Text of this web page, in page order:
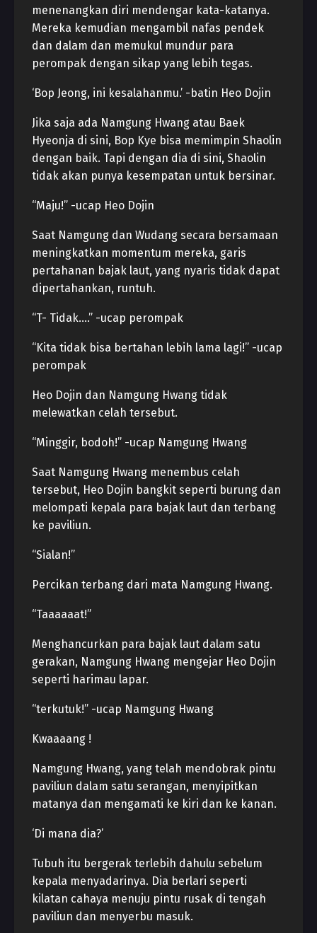
menenangkan diri mendengar kata-katanya.
Mereka kemudian mengambil nafas pendek
dan dalam dan memukul mundur para
perompak dengan sikap yang lebih tegas.
‘Bop Jeong, ini kesalahanmu.’ -batin Heo Dojin
Jika saja ada Namgung Hwang atau Baek
Hyeonja di sini, Bop Kye bisa memimpin Shaolin
dengan baik. Tapi dengan dia di sini, Shaolin
tidak akan punya kesempatan untuk bersinar.
“Maju!” -ucap Heo Dojin
Saat Namgung dan Wudang secara bersamaan
meningkatkan momentum mereka, garis
pertahanan bajak laut, yang nyaris tidak dapat
dipertahankan, runtuh.
“T- Tidak….” -ucap perompak
“Kita tidak bisa bertahan lebih lama lagi!” -ucap
perompak
Heo Dojin dan Namgung Hwang tidak
melewatkan celah tersebut.
“Minggir, bodoh!” -ucap Namgung Hwang
Saat Namgung Hwang menembus celah
tersebut, Heo Dojin bangkit seperti burung dan
melompati kepala para bajak laut dan terbang
ke paviliun.
“Sialan!”
Percikan terbang dari mata Namgung Hwang.
“Taaaaaat!”
Menghancurkan para bajak laut dalam satu
gerakan, Namgung Hwang mengejar Heo Dojin
seperti harimau lapar.
“terkutuk!” -ucap Namgung Hwang
Kwaaaang !
Namgung Hwang, yang telah mendobrak pintu
paviliun dalam satu serangan, menyipitkan
matanya dan mengamati ke kiri dan ke kanan.
‘Di mana dia?’
Tubuh itu bergerak terlebih dahulu sebelum
kepala menyadarinya. Dia berlari seperti
kilatan cahaya menuju pintu rusak di tengah
paviliun dan menyerbu masuk.